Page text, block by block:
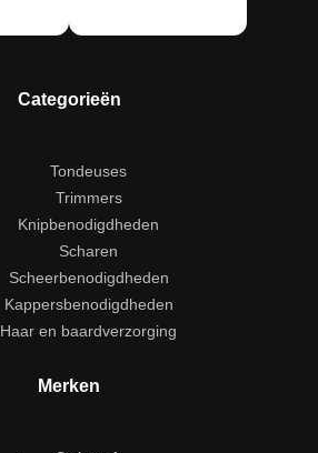
Categorieën
Tondeuses
Trimmers
Knipbenodigdheden
Scharen
Scheerbenodigdheden
Kappersbenodigdheden
Haar en baardverzorging
Merken